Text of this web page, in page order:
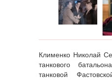
Клименко Николай
танкового
танковой